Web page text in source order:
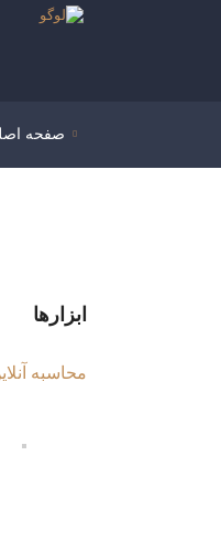
صفحه
ابزارها
محاسبه